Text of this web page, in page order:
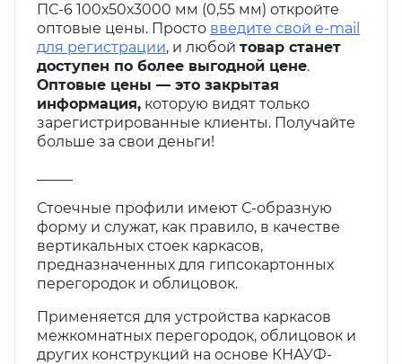
ПС-6 100х50х3000 мм (0,55 мм) откройте
оптовые цены. Просто введите свой e-mail
для регистрации, и любой товар станет
доступен по более выгодной цене.
Оптовые цены — это закрытая
информация, которую видят только
зарегистрированные клиенты. Получайте
больше за свои деньги!
Стоечные профили имеют С-образную
форму и служат, как правило, в качестве
вертикальных стоек каркасов,
предназначенных для гипсокартонных
перегородок и облицовок.
Применяется для устройства каркасов
межкомнатных перегородок, облицовок и
других конструкций на основе КНАУФ-